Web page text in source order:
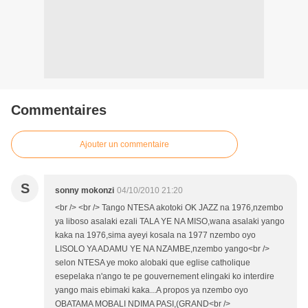
Commentaires
Ajouter un commentaire
S sonny mokonzi 04/10/2010 21:20
<br /> <br /> Tango NTESA akotoki OK JAZZ na 1976,nzembo
ya liboso asalaki ezali TALA YE NA MISO,wana asalaki yango
kaka na 1976,sima ayeyi kosala na 1977 nzembo oyo
LISOLO YA ADAMU YE NA NZAMBE,nzembo yango<br />
selon NTESA ye moko alobaki que eglise catholique
esepelaka n'ango te pe gouvernement elingaki ko interdire
yango mais ebimaki kaka...A propos ya nzembo oyo
OBATAMA MOBALI NDIMA PASI,(GRAND<br />